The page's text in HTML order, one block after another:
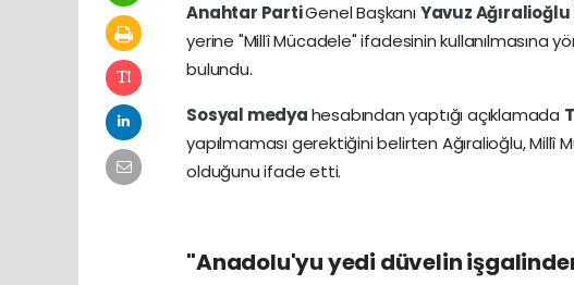
Anahtar PartiGenel BaşkanıYavuz Ağıralioğlu
yerine "Millî Mücadele" ifadesinin kullanılmasına
bulundu.
Sosyal medyahesabından yaptığı açıklamada
yapılmaması gerektiğini belirten Ağıralioğlu, Millî
olduğunu ifade etti.
"Anadolu'yu yedi düvelin